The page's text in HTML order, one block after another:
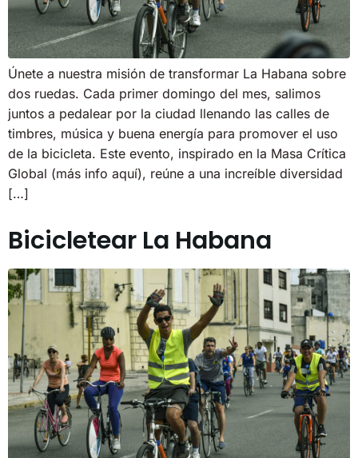
Únete a nuestra misión de transformar La Habana sobre
dos ruedas. Cada primer domingo del mes, salimos
juntos a pedalear por la ciudad llenando las calles de
timbres, música y buena energía para promover el uso
de la bicicleta. Este evento, inspirado en la Masa Crítica
Global (más info aquí), reúne a una increíble diversidad
[…]
Bicicletear La Habana